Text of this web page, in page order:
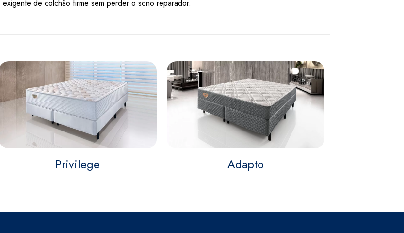
de colchão firme sem perder o sono reparador.
Privilege Adapto